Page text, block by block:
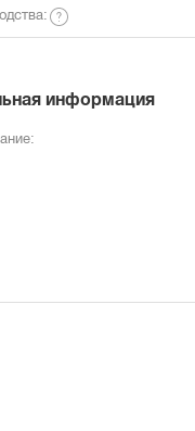
информация